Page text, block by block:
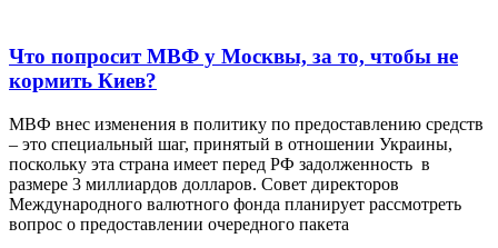
Что попросит МВФ у Москвы, за то, чтобы не
кормить Киев?
МВФ внес изменения в политику по предоставлению средств
– это специальный шаг, принятый в отношении Украины,
поскольку эта страна имеет перед РФ задолженность в
размере 3 миллиардов долларов. Совет директоров
Международного валютного фонда планирует рассмотреть
вопрос о предоставлении очередного пакета